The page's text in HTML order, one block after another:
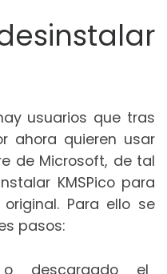
usuarios que tras
ahora quieren usar
de Microsoft, de tal
KMSPico para
Para ello se
pasos:
descargado el